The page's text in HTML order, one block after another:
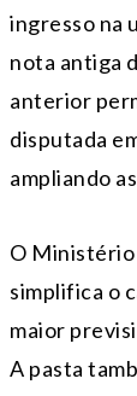
ingresso na
nota antiga
anterior
disputada
ampliando
O Ministério
simplifica o
maior
A pasta